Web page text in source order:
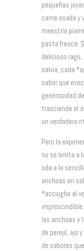
pequeñas
carne asada y
maestría
pasta fresca.
delicioso
salvia, cada
sabor que
generosidad
trasciende el
un verdadero
Pero la
no se limita a
oda a la
anchoas en
*acciughe al
las anchoas y
de perejil, ajo
de sabores